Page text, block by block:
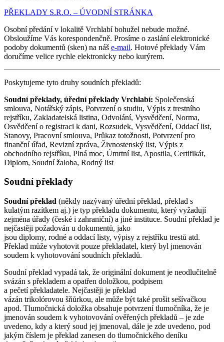
PŘEKLADY S.R.O. – ÚVODNÍ STRÁNKA
Osobní předání v lokalitě Vrchlabí bohužel nebude možné.
Obsloužíme Vás korespondenčně. Prosíme o zaslání elektronické
podoby dokumentů (sken) na náš e-mail. Hotové překlady Vám
doručíme velice rychle elektronicky nebo kurýrem.
Poskytujeme tyto druhy soudních překladů:
Soudní překlady, úřední překlady Vrchlabí: Společenská
smlouva, Notářský zápis, Potvrzení o studiu, Výpis z trestního
rejstříku, Zakladatelská listina, Odvolání, Vysvědčení, Norma,
Osvědčení o registraci k dani, Rozsudek, Vysvědčení, Oddací list,
Stanovy, Pracovní smlouva, Průkaz totožnosti, Potvrzení pro
finanční úřad, Revizní zpráva, Živnostenský list, Výpis z
obchodního rejstříku, Plná moc, Úmrtní list, Apostila, Certifikát,
Diplom, Soudní žaloba, Rodný list
Soudní překlady
Soudní překlad (někdy nazývaný úřední překlad, překlad s
kulatým razítkem aj.) je typ překladu dokumentu, který vyžadují
zejména úřady (české i zahraniční) a jiné instituce. Soudní překlad je
nejčastěji požadován u dokumentů, jako
jsou diplomy, rodné a oddací listy, výpisy z rejstříku trestů atd.
Překlad může vyhotovit pouze překladatel, který byl jmenován
soudem k vyhotovování soudních překladů.
Soudní překlad vypadá tak, že originální dokument je neodlučitelně
svázán s překladem a opatřen doložkou, podpisem
a pečetí překladatele. Nejčastěji je překlad
vázán trikolórovou šňůrkou, ale může být také prošit sešívačkou
apod. Tlumočnická doložka obsahuje potvrzení tlumočníka, že je
jmenován soudem k vyhotovování ověřených překladů – je zde
uvedeno, kdy a který soud jej jmenoval, dále je zde uvedeno, pod
jakým číslem je překlad zanesen do tlumočnického deníku